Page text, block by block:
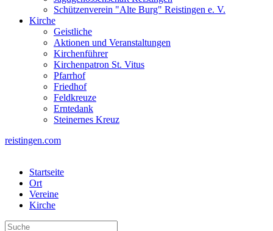
Schützenverein "Alte Burg" Reistingen e. V.
Kirche
Geistliche
Aktionen und Veranstaltungen
Kirchenführer
Kirchenpatron St. Vitus
Pfarrhof
Friedhof
Feldkreuze
Erntedank
Steinernes Kreuz
reistingen.com
Startseite
Ort
Vereine
Kirche